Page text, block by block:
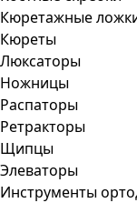
Кюретажные
Кюреты
Люксаторы
Ножницы
Распаторы
Ретракторы
Щипцы
Элеваторы
Инструменты